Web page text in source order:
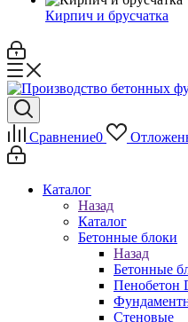
Кирпич и брусчатка
Сравнение0
Каталог
Назад
Каталог
Бетонные блоки
Назад
Бетонные
Пенобетон
Стеновые